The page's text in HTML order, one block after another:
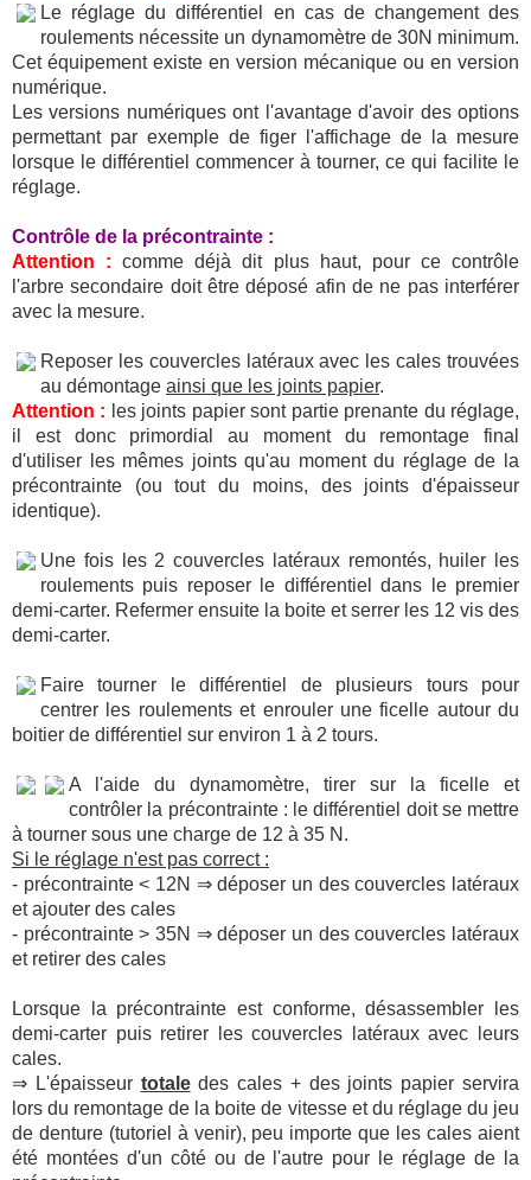
Le réglage du différentiel en cas de changement des
roulements nécessite un dynamomètre de 30N minimum.
Cet équipement existe en version mécanique ou en version
numérique.
Les versions numériques ont l'avantage d'avoir des options
permettant par exemple de figer l'affichage de la mesure
lorsque le différentiel commencer à tourner, ce qui facilite le
réglage.
Contrôle de la précontrainte :
Attention : comme déjà dit plus haut, pour ce contrôle
l'arbre secondaire doit être déposé afin de ne pas interférer
avec la mesure.
Reposer les couvercles latéraux avec les cales trouvées
au démontage ainsi que les joints papier.
Attention : les joints papier sont partie prenante du réglage,
il est donc primordial au moment du remontage final
d'utiliser les mêmes joints qu'au moment du réglage de la
précontrainte (ou tout du moins, des joints d'épaisseur
identique).
Une fois les 2 couvercles latéraux remontés, huiler les
roulements puis reposer le différentiel dans le premier
demi-carter. Refermer ensuite la boite et serrer les 12 vis des
demi-carter.
Faire tourner le différentiel de plusieurs tours pour
centrer les roulements et enrouler une ficelle autour du
boitier de différentiel sur environ 1 à 2 tours.
A l'aide du dynamomètre, tirer sur la ficelle et
contrôler la précontrainte : le différentiel doit se mettre
à tourner sous une charge de 12 à 35 N.
Si le réglage n'est pas correct :
- précontrainte < 12N ⇒ déposer un des couvercles latéraux
et ajouter des cales
- précontrainte > 35N ⇒ déposer un des couvercles latéraux
et retirer des cales
Lorsque la précontrainte est conforme, désassembler les
demi-carter puis retirer les couvercles latéraux avec leurs
cales.
⇒ L'épaisseur totaledes cales + des joints papier servira
lors du remontage de la boite de vitesse et du réglage du jeu
de denture (tutoriel à venir), peu importe que les cales aient
été montées d'un côté ou de l'autre pour le réglage de la